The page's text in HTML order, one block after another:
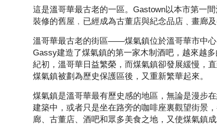
這是溫哥華最古老的一區。Gastown以本市第一
裝修的舊屋﹐已經成為古董店與紀念品店﹑畫廊
溫哥華最古老的街區——煤氣鎮位於溫哥華市中
Gassy建造了煤氣鎮的第一家木制酒吧，越來越
紀初，溫哥華日益繁榮，而煤氣鎮卻發展緩慢，
煤氣鎮被劃為歷史保護區後，又重新繁華起來。
煤氣鎮是溫哥華最有歷史感的地區，無論是漫步
建築中，或者只是坐在路旁的咖啡座裏觀望街景
廊、古董店、酒吧和眾多美食之地，又使煤氣鎮